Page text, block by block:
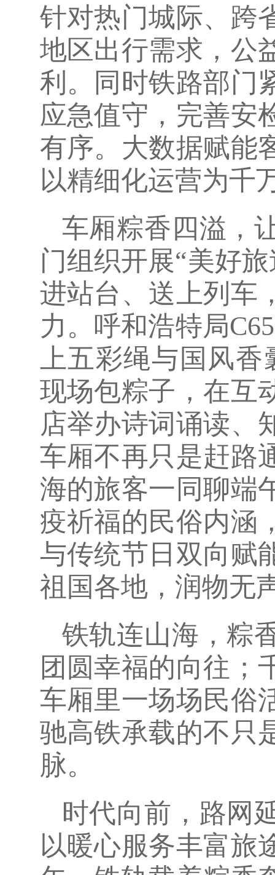
针对热门城际、跨
地区出行需求，公
利。同时铁路部门
应急值守，完善安
有序。大数据赋能
以精细化运营为千
车厢粽香四溢，
门组织开展“美好
进站台、送上列车
力。呼和浩特局
上五彩绳与国风
现场包粽子，在互
店举办诗词诵读、
车厢不再只是赶路
海的旅客一同聊端
疫祈福的民俗内涵
与传统节日双向赋
祖国各地，润物无
铁轨连山海，粽
团圆幸福的向往；
车厢里一场场民俗
驰高铁承载的不只
脉。
时代向前，路网
以暖心服务丰富旅